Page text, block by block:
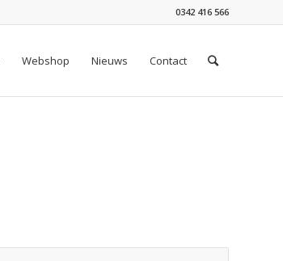
0342 416 566
Webshop Nieuws Contact